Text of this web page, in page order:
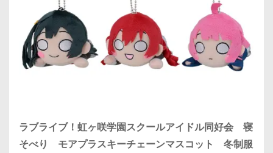
ラブライブ！虹ヶ咲学園スクールアイドル同好会 寝
そべり モアプラスキーチェーンマスコット 冬制服